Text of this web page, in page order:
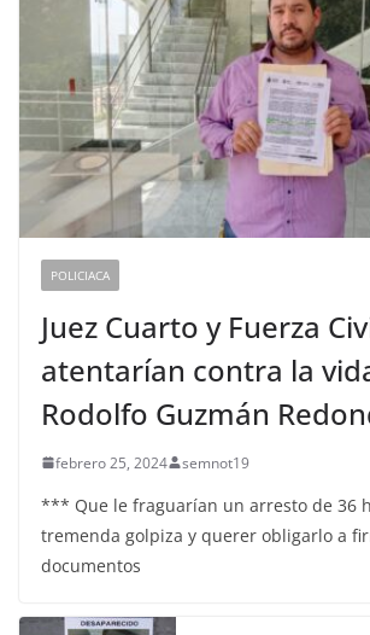
POLICIACA
Juez Cuarto y Fuerza
atentarían contra la
Rodolfo Guzmán
febrero 25, 2024 semnot19
*** Que le fraguarían un arresto de 36
tremenda golpiza y querer obligarlo a
documentos